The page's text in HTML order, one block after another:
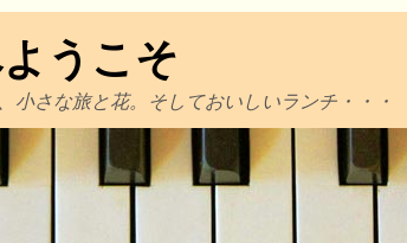
うこそ
小さな旅と花。そしておいしいランチ・・・